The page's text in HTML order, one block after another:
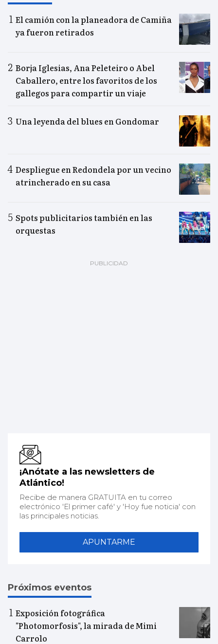
El camión con la planeadora de Camiña
ya fueron retirados
Borja Iglesias, Ana Peleteiro o Abel
Caballero, entre los favoritos de los
gallegos para compartir un viaje
Una leyenda del blues en Gondomar
Despliegue en Redondela por un vecino
atrincherado en su casa
Spots publicitarios también en las
orquestas
¡Anótate a las newsletters de
Atlántico!
Recibe de manera GRATUITA en tu correo
electrónico 'El primer café' y 'Hoy fue noticia' con
las principales noticias.
APUNTARME
Próximos eventos
Exposición fotográfica
"Photomorfosis", la mirada de Mimi
Carrolo